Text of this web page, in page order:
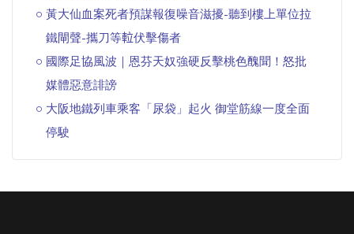
黃大仙血案死者預謀報復噪音滋擾-聽到樓上單位拉
鐵閘聲-攜刀等𨋢伏擊傷者
國際足協風波｜恩芬天奴強硬反擊桃色醜聞！怒批
媒體惡意誹謗
大阪地鐵列車乘客「尿袋」起火 御堂筋線一度全面
停駛